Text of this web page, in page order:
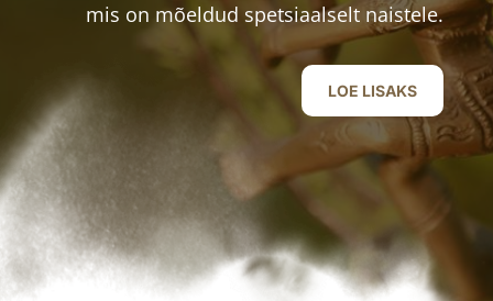
mis on mõeldud spetsiaalselt naistele.
LOE LISAKS